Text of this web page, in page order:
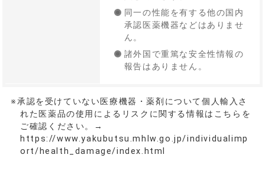
同一の性能を有する他の国内
承認医薬機器などはありませ
ん。
諸外国で重篤な安全性情報の
報告はありません。
※承認を受けていない医療機器・薬剤について個人輸入さ
れた医薬品の使用によるリスクに関する情報はこちらを
ご確認ください。→
https://www.yakubutsu.mhlw.go.jp/individualimp
ort/health_damage/index.html